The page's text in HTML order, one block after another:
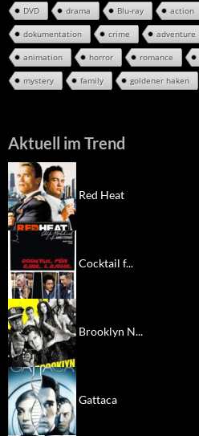
DVD drama Blu-ray action
dokumentation crime adventure
animation horror romance
mystery family goldener haken
Aktuell im Trend
Red Heat
Cocktail f...
Brooklyn N...
Gattaca